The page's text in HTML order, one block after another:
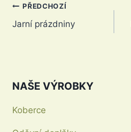
Navigace
pro
PŘEDCHOZÍ
Jarní prázdniny
NAŠE VÝROBKY
Koberce